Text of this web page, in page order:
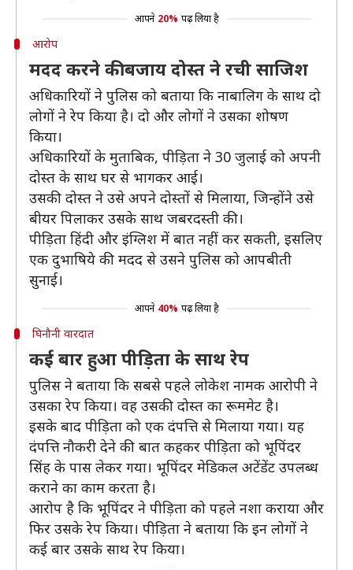
आपने 20% पढ़ लिया है
आरोप
मदद करने की बजाय दोस्त ने रची साजिश
अधिकारियों ने पुलिस को बताया कि नाबालिग के साथ दो
लोगों ने रेप किया है। दो और लोगों ने उसका शोषण
किया।
अधिकारियों के मुताबिक, पीड़िता ने 30 जुलाई को अपनी
दोस्त के साथ घर से भागकर आई।
उसकी दोस्त ने उसे अपने दोस्तों से मिलाया, जिन्होंने उसे
बीयर पिलाकर उसके साथ जबरदस्ती की।
पीड़िता हिंदी और इंग्लिश में बात नहीं कर सकती, इसलिए
एक दुभाषिये की मदद से उसने पुलिस को आपबीती
सुनाई।
आपने 40% पढ़ लिया है
घिनौनी वारदात
कई बार हुआ पीड़िता के साथ रेप
पुलिस ने बताया कि सबसे पहले लोकेश नामक आरोपी ने
उसका रेप किया। वह उसकी दोस्त का रूममेट है।
इसके बाद पीड़िता को एक दंपत्ति से मिलाया गया। यह
दंपत्ति नौकरी देने की बात कहकर पीड़िता को भूपिंदर
सिंह के पास लेकर गया। भूपिंदर मेडिकल अटेंडेंट उपलब्ध
कराने का काम करता है।
आरोप है कि भूपिंदर ने पीड़िता को पहले नशा कराया और
फिर उसके रेप किया। पीड़िता ने बताया कि इन लोगों ने
कई बार उसके साथ रेप किया।